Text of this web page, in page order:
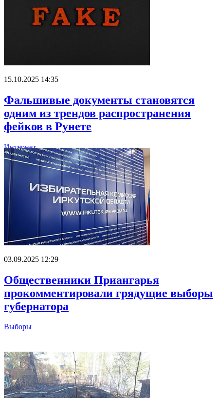
15.10.2025 14:35
Фальшивые документы становятся
одним из трендов распространения
фейков в Рунете
Интернет
03.09.2025 12:29
Общественники Приангарья
прокомментировали грядущие выборы
губернатора
Выборы